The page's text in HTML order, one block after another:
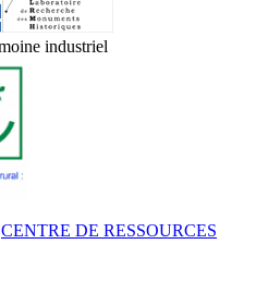
CENTRE DE RESSOURCES